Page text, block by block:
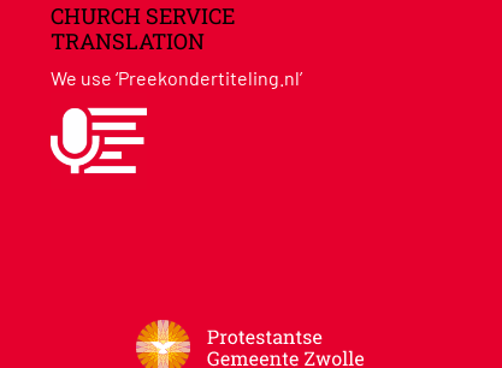
CHURCH SERVICE
TRANSLATION
We use ‘Preekondertiteling.nl’